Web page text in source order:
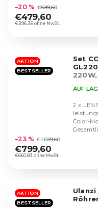
durchschnittliche
Produktbewertung
ist
Sternen.
€396,36 ohne MwSt.
–20 % €599,60
€479,60
AKTION
BESTSELLER
Set
durchschnittliche
Produktbewertung
ist
Sternen.
AUF
€660,83 ohne MwSt.
–23 % €1 039,60
€799,60
2 x
Color-
AKTION
BESTSELLER